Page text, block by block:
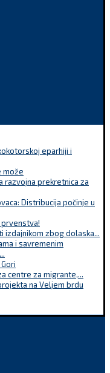
eparhiji i
može
razvojna prekretnica za
Distribucija počinje u
prvenstva!
izdajnikom zbog dolaska...
i savremenim
centre za migrante,...
na Veljem brdu